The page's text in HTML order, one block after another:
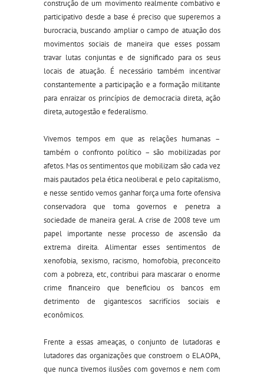
construção de um movimento realmente combativo e
participativo desde a base é preciso que superemos a
burocracia, buscando ampliar o campo de atuação dos
movimentos sociais de maneira que esses possam
travar lutas conjuntas e de significado para os seus
locais de atuação. É necessário também incentivar
constantemente a participação e a formação militante
para enraizar os princípios de democracia direta, ação
direta, autogestão e federalismo.
Vivemos tempos em que as relações humanas –
também o confronto político – são mobilizadas por
afetos. Mas os sentimentos que mobilizam são cada vez
mais pautados pela ética neoliberal e pelo capitalismo,
e nesse sentido vemos ganhar força uma forte ofensiva
conservadora que toma governos e penetra a
sociedade de maneira geral. A crise de 2008 teve um
papel importante nesse processo de ascensão da
extrema direita. Alimentar esses sentimentos de
xenofobia, sexismo, racismo, homofobia, preconceito
com a pobreza, etc, contribui para mascarar o enorme
crime financeiro que beneficiou os bancos em
detrimento de gigantescos sacrifícios sociais e
econômicos.
Frente a essas ameaças, o conjunto de lutadoras e
lutadores das organizações que constroem o ELAOPA,
que nunca tivemos ilusões com governos e nem com